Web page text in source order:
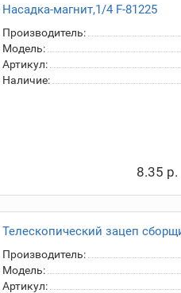
Насадка-магнит,1/4 F-81225
Производитель:
Модель:
Артикул:
Наличие:
8.35 р.
Телескопический зацеп
Производитель:
Модель:
Артикул: